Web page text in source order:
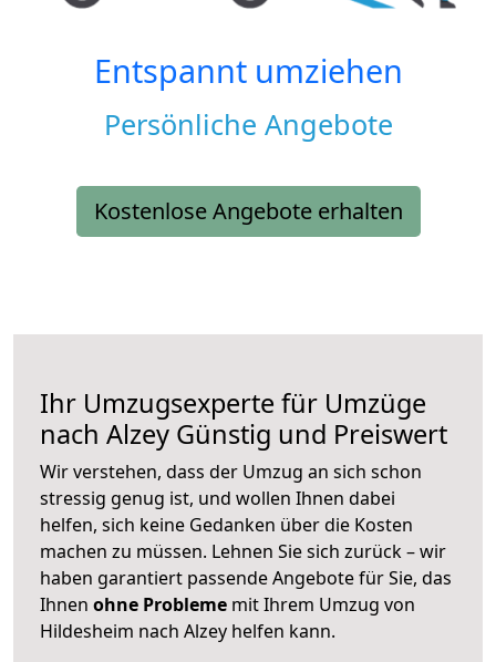
Entspannt umziehen
Persönliche Angebote
Kostenlose Angebote erhalten
Ihr Umzugsexperte für Umzüge
nach Alzey Günstig und Preiswert
Wir verstehen, dass der Umzug an sich schon
stressig genug ist, und wollen Ihnen dabei
helfen, sich keine Gedanken über die Kosten
machen zu müssen. Lehnen Sie sich zurück – wir
haben garantiert passende Angebote für Sie, das
Ihnen ohne Probleme mit Ihrem Umzug von
Hildesheim nach Alzey helfen kann.